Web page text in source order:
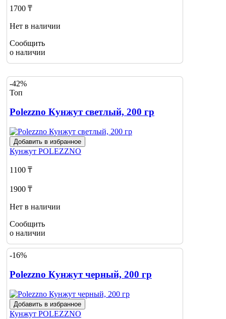
1700 ₸
Нет в наличии
Сообщить
о наличии
-42%
Топ
Polezzno Кунжут светлый, 200 гр
Добавить в избранное
Кунжут POLEZZNO
1100 ₸
1900 ₸
Нет в наличии
Сообщить
о наличии
-16%
Polezzno Кунжут черный, 200 гр
Добавить в избранное
Кунжут POLEZZNO